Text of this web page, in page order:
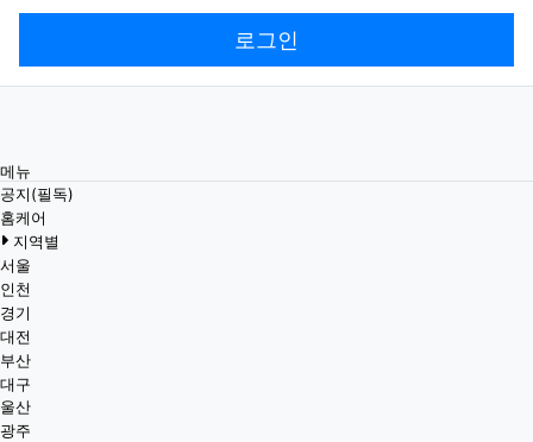
로그인
메뉴
공지(필독)
홈케어
지역별
서울
인천
경기
대전
부산
대구
울산
광주